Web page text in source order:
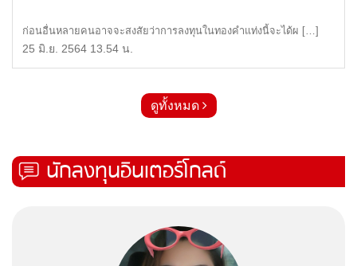
ก่อนอื่นหลายคนอาจจะสงสัยว่าการลงทุนในทองคำแท่งนี้จะได้ผ […]
25 มิ.ย. 2564 13.54 น.
ดูทั้งหมด
นักลงทุนอินเตอร์โกลด์